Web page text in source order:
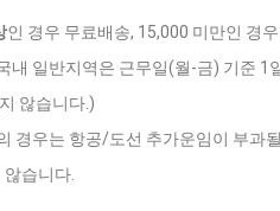
인 경우 무료배송, 15,000 미만인 경
내 일반지역은 근무일(월-금) 기준
않습니다.)
경우는 항공/도선 추가운임이 부과
습니다.